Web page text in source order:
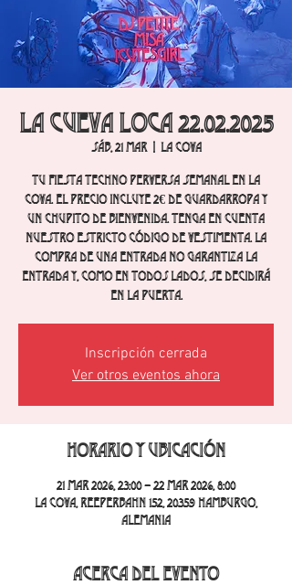
La cueva loca 22.02.2025
sáb, 21 mar
  |
La Cova
Tu fiesta techno perversa semanal en La
Cova. El precio incluye 2€ de guardarropa y
un chupito de bienvenida. Tenga en cuenta
nuestro estricto código de vestimenta. La
compra de una entrada no garantiza la
entrada y, como en todos lados, se decidirá
en la puerta.
Inscripción cerrada
Ver otros eventos ahora
Horario y ubicación
21 mar 2026, 23:00 – 22 mar 2026, 8:00
La Cova, Reeperbahn 152, 20359 Hamburgo,
Alemania
Acerca del evento